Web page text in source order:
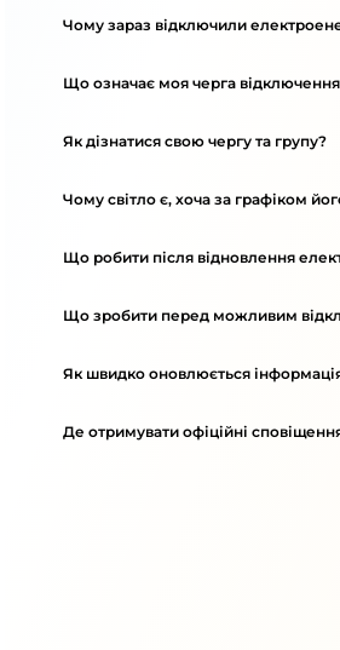
Чому зараз відключили
Що означає моя черга відключення
Як дізнатися свою чергу та групу?
Чому світло є, хоча за графіком
Що робити після відновлення
Що зробити перед можливим
Як швидко оновлюється інформація
Де отримувати офіційні